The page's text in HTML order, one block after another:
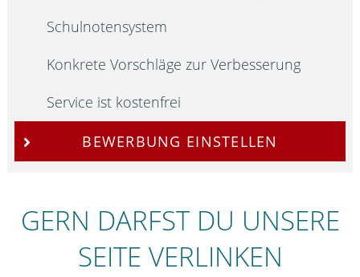
Schulnotensystem
Konkrete Vorschläge zur Verbesserung
Service ist kostenfrei
BEWERBUNG EINSTELLEN
GERN DARFST DU UNSERE
SEITE VERLINKEN